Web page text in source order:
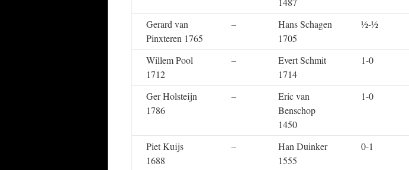
Gerard van
Pinxteren 1765
–
Hans Schagen
1705
½-½
Willem Pool
1712
–
Evert Schmit
1714
1-0
Ger Holsteijn
1786
–
Eric van
Benschop
1450
1-0
Piet Kuijs
1688
–
Han Duinker
1555
0-1